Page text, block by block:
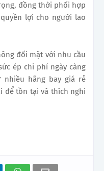
đồng thời phối hợp
lợi cho người lao
đối mặt với nhu cầu
ép chi phí ngày càng
nhiều hãng bay giá rẻ
để tồn tại và thích nghi